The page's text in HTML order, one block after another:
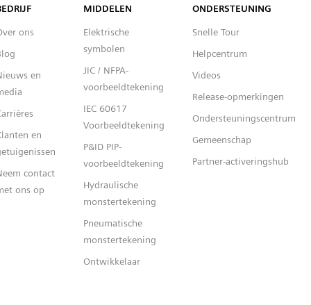
Capital™ X Panel Designer
ons
en
en
contact
ons op
MIDDELEN
Elektrische
symbolen
JIC / NFPA-
voorbeeldtekening
IEC 60617
Voorbeeldtekening
P&ID PIP-
voorbeeldtekening
Hydraulische
monstertekening
Pneumatische
monstertekening
Ontwikkelaar
ONDERSTEUNING
Snelle Tour
Helpcentrum
Videos
Release-opmerkingen
Ondersteuningscentrum
Gemeenschap
Partner-activeringshub